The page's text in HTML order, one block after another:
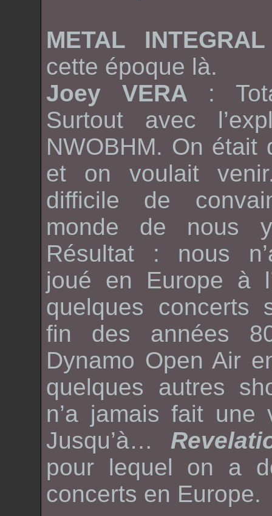
METAL
cette époque là.
Joey VERA :
Surtout avec
NWOBHM. On était
et on voulait
difficile de
monde de nous
Résultat : nous
joué en Europe à
quelques concerts
fin des années
Dynamo Open Air
quelques autres
n’a jamais fait une
Jusqu’à…
pour lequel on a
concerts en Europe.